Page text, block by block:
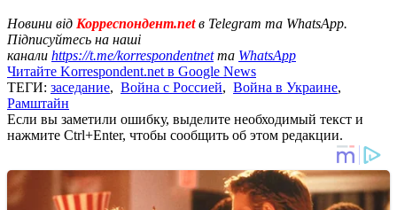
Новини від Корреспондент.netв Telegram та WhatsApp.
Підписуйтесь на наші
канали https://t.me/korrespondentnetта WhatsApp
Читайте Korrespondent.net в Google News
ТЕГИ: заседание, Война с Россией, Война в Украине,
Рамштайн
Если вы заметили ошибку, выделите необходимый текст и
нажмите Ctrl+Enter, чтобы сообщить об этом редакции.